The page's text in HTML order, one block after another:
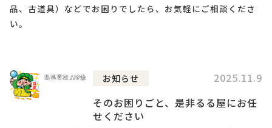
品、古道具）などでお困りでしたら、お気軽にご相談くださ
い。
お知らせ
2025.11.9
そのお困りごと、是非るる屋にお任
せください